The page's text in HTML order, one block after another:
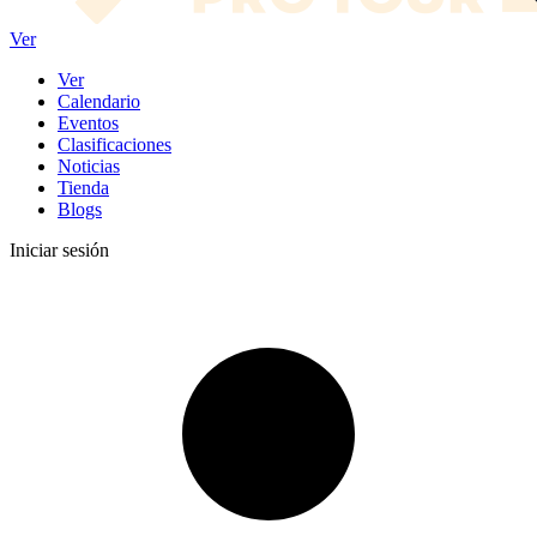
Ver
Ver
Calendario
Eventos
Clasificaciones
Noticias
Tienda
Blogs
Iniciar sesión